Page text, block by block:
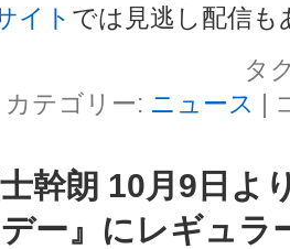
イト では見逃し配信
タ
カテゴリー: ニュース |
幹朗 10月9日よ
ー』にレギュラ